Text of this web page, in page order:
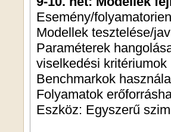
Esemény/
Modellek tesztelése/
Paraméterek
viselkedési
Benchmarkok
Folyamatok
Eszköz: Egyszerű